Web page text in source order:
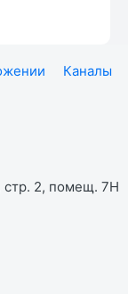
Каналы
стр. 2, помещ. 7Н